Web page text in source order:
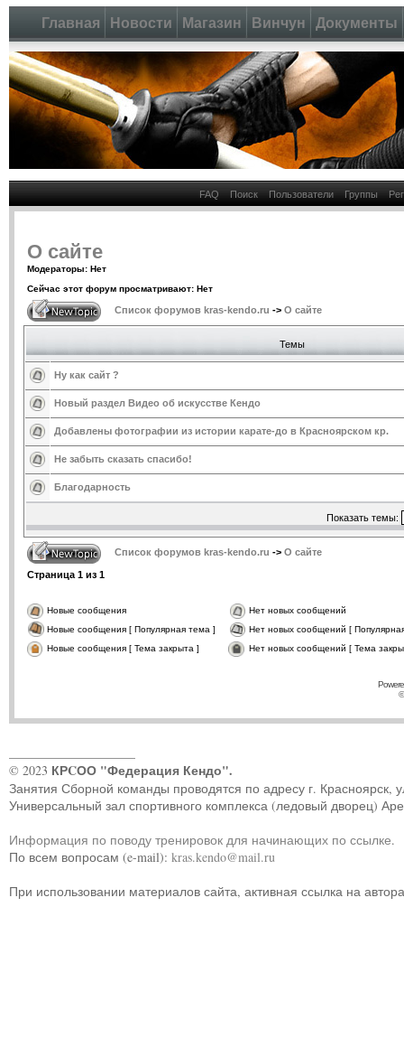
Главная Новости Магазин Винчун Документы
FAQ Поиск Пользователи Группы
О сайте
Модераторы: Нет
Сейчас этот форум просматривают: Нет
Список форумов kras-kendo.ru -> О сайте
Темы
Ну как сайт ?
Новый раздел Видео об искусстве Кендо
Добавлены фотографии из истории карате-до в Красноярском кр.
Не забыть сказать спасибо!
Благодарность
Показать темы:
Список форумов kras-kendo.ru -> О сайте
Страница 1 из 1
Новые сообщения
Нет новых сообщений
Новые сообщения [ Популярная тема ]
Нет новых сообщений [
Новые сообщения [ Тема закрыта ]
Нет новых сообщений [ Тема
© 2023 КРCОО "Федерация Кендо".
Занятия Сборной команды проводятся по адресу г. Красноярск,
Универсальный зал спортивного комплекса (ледовый дворец)
Информация по поводу тренировок для начинающих по ссылке.
По всем вопросам (e-mail): kras.kendo@mail.ru
При использовании материалов сайта, активная ссылка на